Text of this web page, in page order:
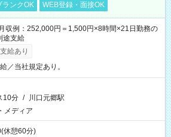
ランクOK WEB登録・面接OK
収例：252,000円＝1,500円×8時間×21日勤務の
途支給
給あり
／当社規定あり。
10分 / 川口元郷駅
メディア
休憩60分)